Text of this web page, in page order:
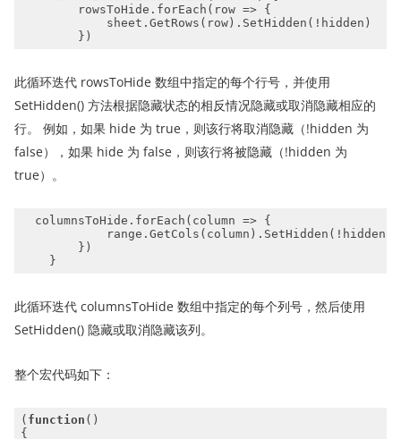
rowsToHide.forEach( row =>
})
此循环迭代 rowsToHide 数组中指定的每个行号，并使用
SetHidden() 方法根据隐藏状态的相反情况隐藏或取消隐藏相应的
行。 例如，如果 hide 为 true，则该行将取消隐藏（!hidden 为
false），如果 hide 为 false，则该行将被隐藏（!hidden 为
true）。
columnsToHide.forEach( column =>
此循环迭代 columnsToHide 数组中指定的每个列号，然后使用
SetHidden() 隐藏或取消隐藏该列。
整个宏代码如下：
( function (